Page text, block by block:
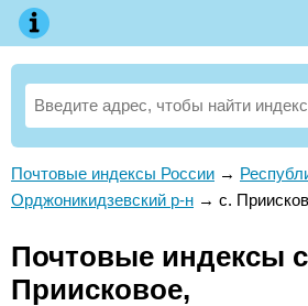
Почтовые индексы России →
Орджоникидзевский р-н → с.
Почтовые индексы
Приисковое,